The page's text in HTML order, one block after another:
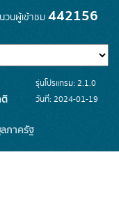
วนผู้เข้าชม 442156
ติ
ภาครัฐ
รุ่นโปรแกรม: 2.1.0
วันที่: 2024-01-19